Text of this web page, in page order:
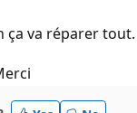
va réparer